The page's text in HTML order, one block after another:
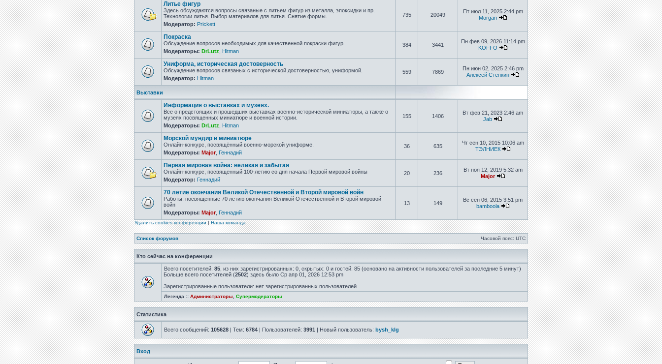
Литье фигур
Здесь обсуждаются вопросы связаные с литьем фигур из металла, эпоксидки и пр.
Технологии литья. Выбор материалов для литья. Снятие формы.
Модератор: Prickett
735 20049
Пт июл 11, 2025 2:44 pm
Morgan
Покраска
Обсуждение вопросов необходимых для качественной покраски фигур.
Модераторы: DrLutz Hitman
384 3441
Пн фев 09, 2026 11:14 pm
KOFFO
Униформа, историческая достоверность
Обсуждение вопросов связаных с исторической достоверностью, униформой.
Модератор: Hitman
559 7869
Пн июн 02, 2025 2:46 pm
Алексей Степкин
Выставки
Информация о выставках и музеях.
Все о предстоящих и прошедших выставках военно-исторической миниатюры, а также о
музеях посвященных миниатюре и военной истории.
Модераторы: DrLutz Hitman
155 1406
Вт фев 21, 2023 2:46 am
Jab
Морской мундир в миниатюре
Онлайн-конкурс, посвящённый военно-морской униформе.
Модераторы: Major, Геннадий
36 635
Чт сен 10, 2015 10:06 am
ТЭЛНИЕК
Первая мировая война: великая и забытая
Онлайн-конкурс, посвященный 100-летию со дня начала Первой мировой войны
Модератор: Геннадий
20 236
Вт ноя 12, 2019 5:32 am
Major
70 летие окончания Великой Отечественной и Второй мировой войн
Работы, посвященные 70 летию окончания Великой Отечественной и Второй мировой
войн
Модераторы: Major, Геннадий
13 149
Вс сен 06, 2015 3:51 pm
bamboola
Удалить cookies конференции|Наша команда
Список форумов Часовой пояс: UTC
Кто сейчас на конференции
Всего посетителей: 85 , из них зарегистрированных: 0, скрытых: 0 и гостей: 85 (основано на активности пользователей за последние 5 минут)
Больше всего посетителей (2502) здесь было Ср апр 01, 2026 12:53 pm
Зарегистрированные пользователи: нет зарегистрированных пользователей
Легенда :: Администраторы Супермодераторы
Статистика
Всего сообщений: 105628 | Тем: 6784 | Пользователей: 3991 | Новый пользователь: bysh_klg
Вход